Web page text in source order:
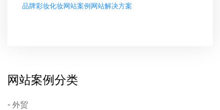
品牌彩妆化妆网站案例网站解决方案
网站案例分类
外贸